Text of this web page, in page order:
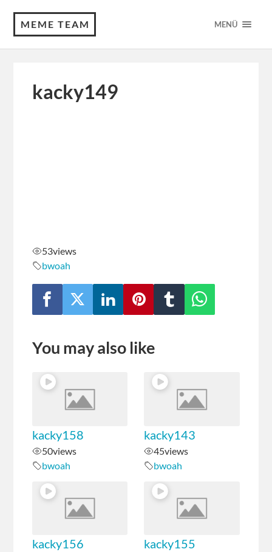
MEME TEAM MENÜ
kacky149
53views
bwoah
You may also like
kacky158
50views
bwoah
kacky143
45views
bwoah
kacky156 kacky155